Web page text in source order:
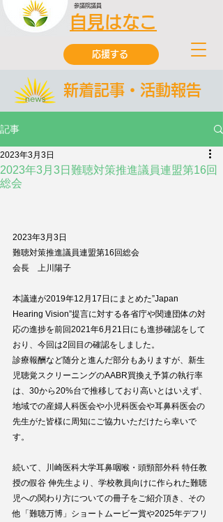
自見はなこ
参議院議員
応援する
新着記事・活動報告
記事
2023年3月3日難聴対策推進議員連盟第16回
総会
2023年3月3日
2023年3月3日
難聴対策推進議員連盟第16回総会
会長　上川陽子
本議連が2019年12月17日にまとめた”Japan
Hearing Vision”提言に対する各省庁や関連団体の対
応の進捗を前回2021年6月21日にも進捗確認をして
おり、今回は2回目の確認をしました。
診療報酬など随分と進んだ部分もありますが、新生
児聴覚スクリーニングのAABR買換え予算の執行率
は、30から20%台で推移しており高いとはいえず、
地域での産婦人科医会や小児科医会や耳鼻科医会の
先生がた皆様に周知にご協力いただけたら幸いで
す。
続いて、川崎医科大学耳鼻咽喉・頭頸部外科 特任教
授の假谷 伸先生より、学校教員向けに作られた難聴
児への関わり方についての冊子をご紹介頂き、その
他「難聴万博」ショートムービー賞や2025年デフリ